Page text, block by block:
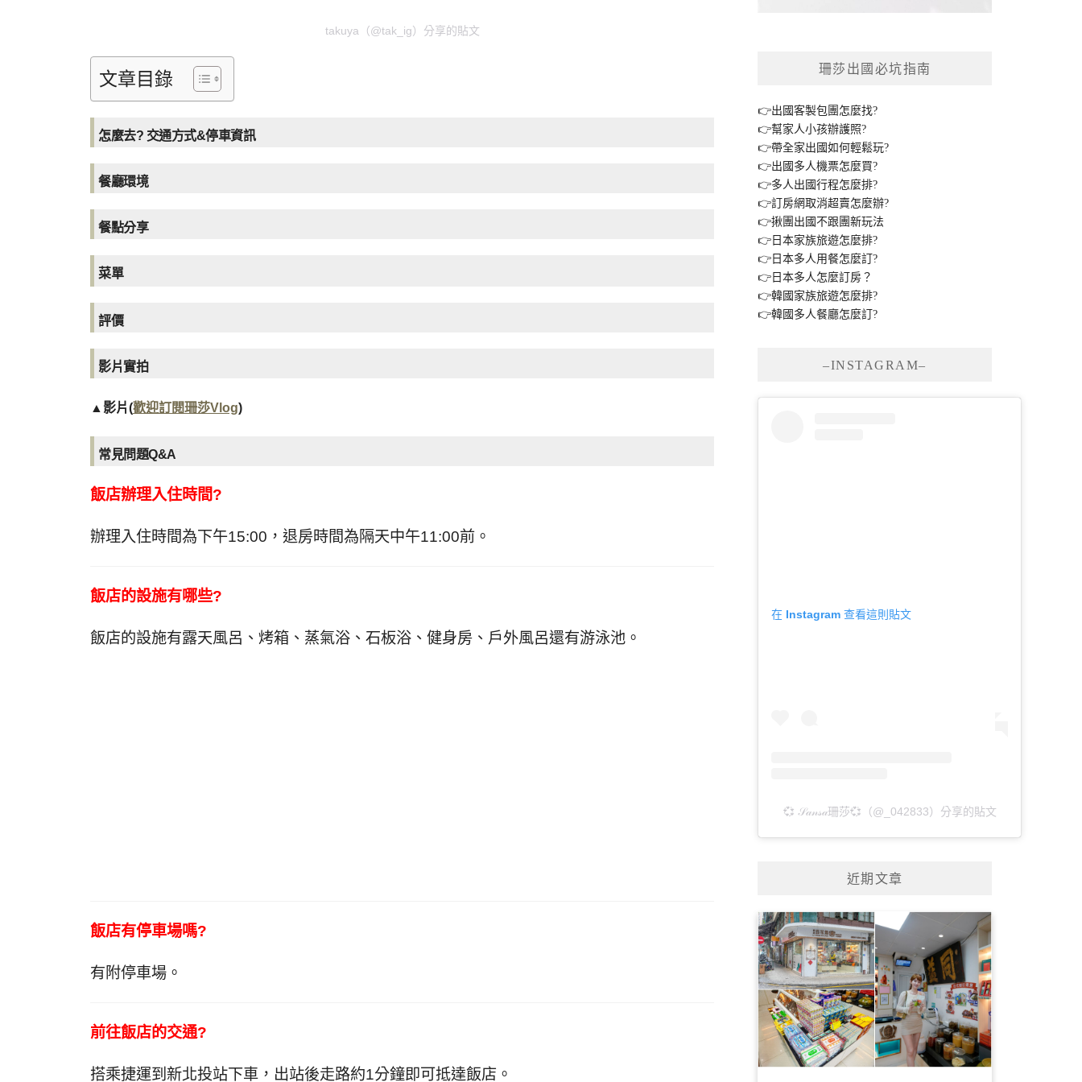
takuya（@tak_ig）分享的貼文
文章目錄
怎麼去? 交通方式&停車資訊
餐廳環境
餐點分享
菜單
評價
影片實拍
▲影片(歡迎訂閱珊莎Vlog)
常見問題Q&A
飯店辦理入住時間?
辦理入住時間為下午15:00，退房時間為隔天中午11:00前。
飯店的設施有哪些?
飯店的設施有露天風呂、烤箱、蒸氣浴、石板浴、健身房、戶外風呂還有游泳池。
飯店有停車場嗎?
有附停車場。
前往飯店的交通?
搭乘捷運到新北投站下車，出站後走路約1分鐘即可抵達飯店。
珊莎出國必坑指南
👉出國客製包團怎麼找?
👉幫家人小孩辦護照?
👉帶全家出國如何輕鬆玩?
👉出國多人機票怎麼買?
👉多人出國行程怎麼排?
👉訂房網取消超賣怎麼辦?
👉揪團出國不跟團新玩法
👉日本家族旅遊怎麼排?
👉日本多人用餐怎麼訂?
👉日本多人怎麼訂房？
👉韓國家族旅遊怎麼排?
👉韓國多人餐廳怎麼訂?
–INSTAGRAM–
在 Instagram 查看這則貼文
💞 𝒮𝒶𝓃𝓈𝒶珊莎💞（@_042833）分享的貼文
近期文章